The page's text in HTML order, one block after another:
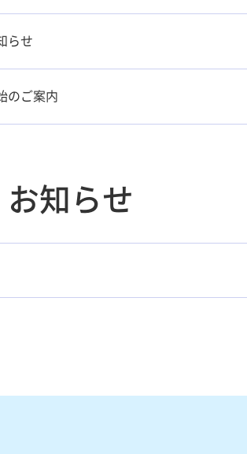
らせ
のご案内
お知らせ